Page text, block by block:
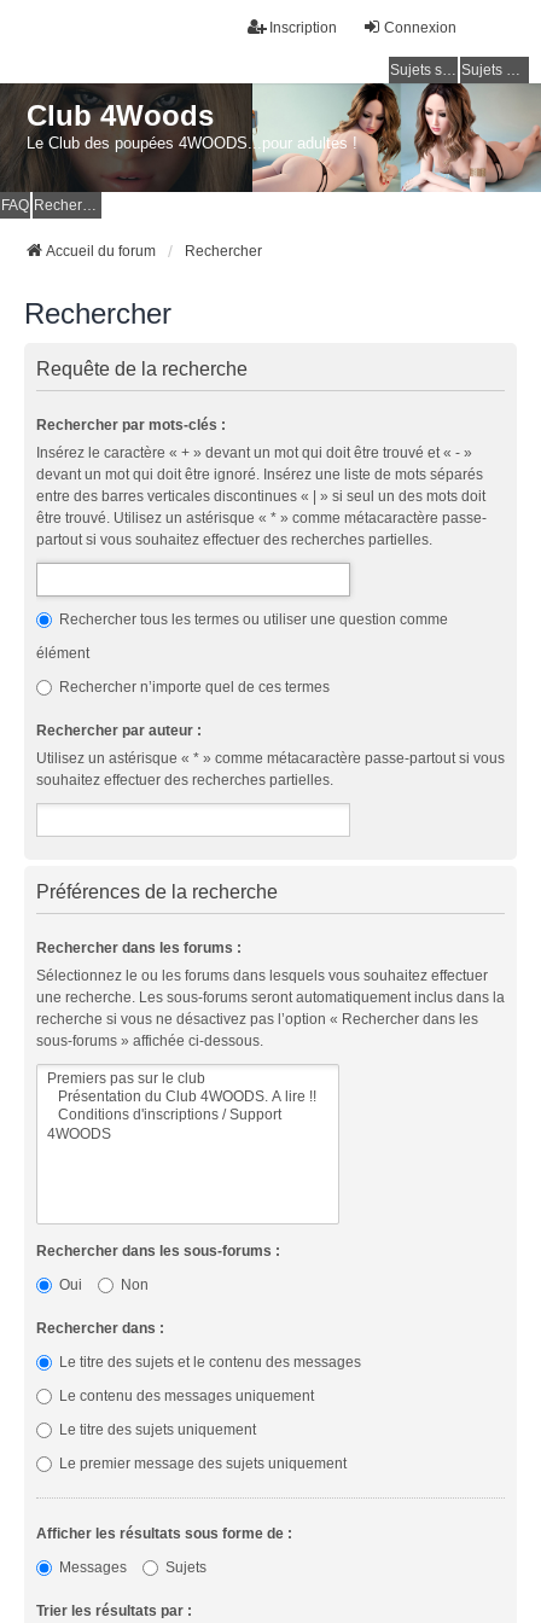
Connexion
Inscription
Sujets sans réponse Sujets actifs
Club 4Woods
Le Club des poupées 4WOODS...pour adultes !
FAQ
Accueil du forum Rechercher
Rechercher
Requête de la recherche
Rechercher par mots-clés :
Insérez le caractère « + » devant un mot qui doit être trouvé et « - »
devant un mot qui doit être ignoré. Insérez une liste de mots séparés
entre des barres verticales discontinues « | » si seul un des mots doit
être trouvé. Utilisez un astérisque « * » comme métacaractère passe-
partout si vous souhaitez effectuer des recherches partielles.
Rechercher tous les termes ou utiliser une question comme
élément
Rechercher n’importe quel de ces termes
Rechercher par auteur :
Utilisez un astérisque « * » comme métacaractère passe-partout si vous
souhaitez effectuer des recherches partielles.
Préférences de la recherche
Rechercher dans les forums :
Sélectionnez le ou les forums dans lesquels vous souhaitez effectuer
une recherche. Les sous-forums seront automatiquement inclus dans la
recherche si vous ne désactivez pas l’option « Rechercher dans les
sous-forums » affichée ci-dessous.
Rechercher dans les sous-forums :
Oui
Non
Rechercher dans :
Le titre des sujets et le contenu des messages
Le contenu des messages uniquement
Le titre des sujets uniquement
Le premier message des sujets uniquement
Afficher les résultats sous forme de :
Messages
Sujets
Trier les résultats par :